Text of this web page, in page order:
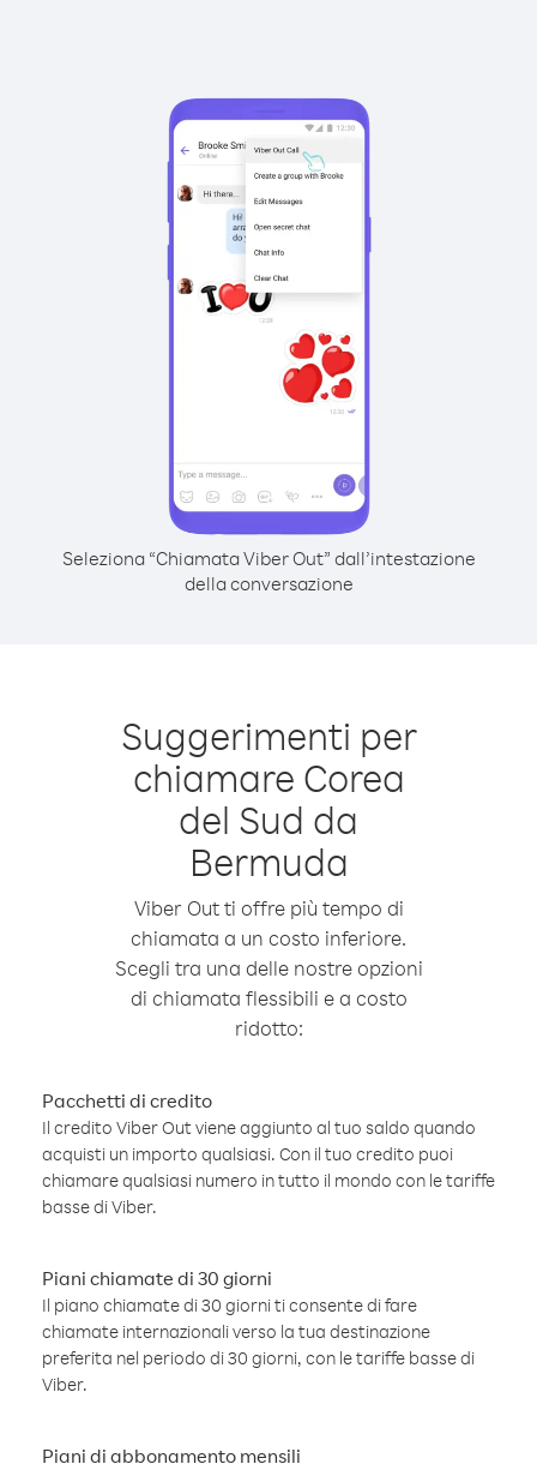
Seleziona “Chiamata Viber Out” dall’intestazione
della conversazione
Suggerimenti per
chiamare Corea
del Sud da
Bermuda
Viber Out ti offre più tempo di
chiamata a un costo inferiore.
Scegli tra una delle nostre opzioni
di chiamata flessibili e a costo
ridotto:
Pacchetti di credito
Il credito Viber Out viene aggiunto al tuo saldo quando
acquisti un importo qualsiasi. Con il tuo credito puoi
chiamare qualsiasi numero in tutto il mondo con le tariffe
basse di Viber.
Piani chiamate di 30 giorni
Il piano chiamate di 30 giorni ti consente di fare
chiamate internazionali verso la tua destinazione
preferita nel periodo di 30 giorni, con le tariffe basse di
Viber.
Piani di abbonamento mensili